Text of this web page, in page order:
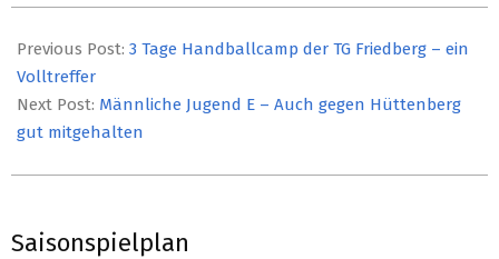
10-
29
Previous Post: 3 Tage Handballcamp der TG Friedberg – ein
Volltreffer
Next Post: Männliche Jugend E – Auch gegen Hüttenberg
gut mitgehalten
Saisonspielplan